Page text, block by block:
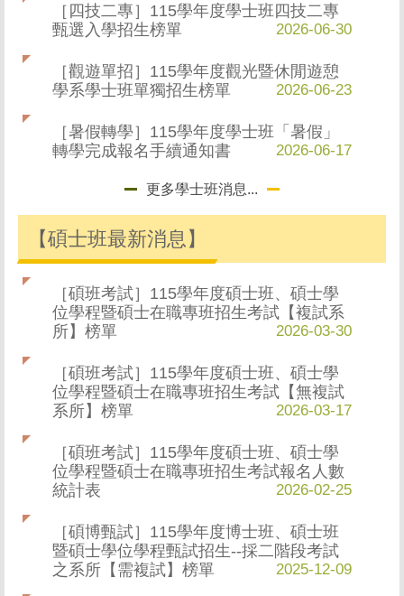
［四技二專］115學年度學士班四技二專
甄選入學招生榜單
2026-06-30
［觀遊單招］115學年度觀光暨休閒遊憩
學系學士班單獨招生榜單
2026-06-23
［暑假轉學］115學年度學士班「暑假」
轉學完成報名手續通知書
2026-06-17
更多學士班消息...
【碩士班最新消息】
［碩班考試］115學年度碩士班、碩士學
位學程暨碩士在職專班招生考試【複試系
所】榜單
2026-03-30
［碩班考試］115學年度碩士班、碩士學
位學程暨碩士在職專班招生考試【無複試
系所】榜單
2026-03-17
［碩班考試］115學年度碩士班、碩士學
位學程暨碩士在職專班招生考試報名人數
統計表
2026-02-25
［碩博甄試］115學年度博士班、碩士班
暨碩士學位學程甄試招生--採二階段考試
之系所【需複試】榜單
2025-12-09